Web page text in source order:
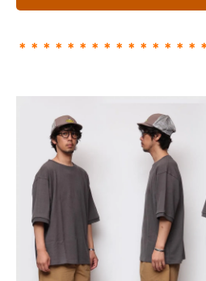
＊＊＊＊＊＊＊＊＊＊＊＊＊＊＊